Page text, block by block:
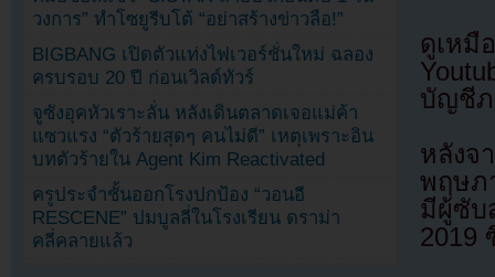
ดูเหมื
บัญชีภ
หลังจ
พฤษภ
มีผู้ซับ
2019
วงการ” ทำโซยูรีบโต้ “อย่าสร้างข่าวลือ!”
BIGBANG เปิดตัวแท่งไฟเวอร์ชั่นใหม่ ฉลอง
ครบรอบ 20 ปี ก่อนเวิลด์ทัวร์
จูซังอุคหัวเราะลั่น หลังเดินตลาดเจอแม่ค้า
แซวแรง “ตัวร้ายสุดๆ คนไม่ดี” เหตุเพราะอิน
บทตัวร้ายใน Agent Kim Reactivated
ครูประจำชั้นออกโรงปกป้อง “วอนอี
RESCENE” ปมบูลลี่ในโรงเรียน ดราม่า
คลี่คลายแล้ว